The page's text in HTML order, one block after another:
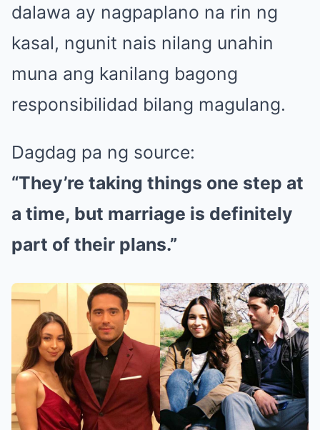
dalawa ay nagpaplano na rin ng
kasal, ngunit nais nilang unahin
muna ang kanilang bagong
responsibilidad bilang magulang.
Dagdag pa ng source:
“They’re taking things one step at
a time, but marriage is definitely
part of their plans.”